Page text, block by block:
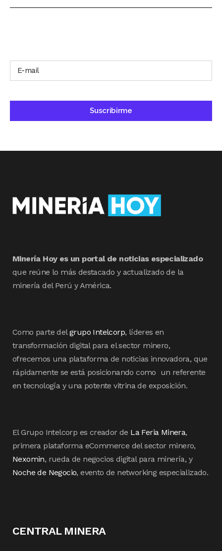
Minería Hoy es un portal de noticias especializado
que reúne lo más destacado y actualizado de la
minería del Perú y América.
Como parte delgrupo Intelcorp, líderes en
transformación digital para el sector minero,
ofrecemos una plataforma de noticias innovadora, que
rápidamente se está posicionando como un referente
en tecnología y una potente vitrina de exposición.
El Grupo Intelcorp es creador de La Feria Minera,
primera plataforma eCommerce del sector minero,
Nexomin, rueda de negocios digital para minería, y
Noche de Negocio, evento de networking especializado.
CENTRAL MINERA